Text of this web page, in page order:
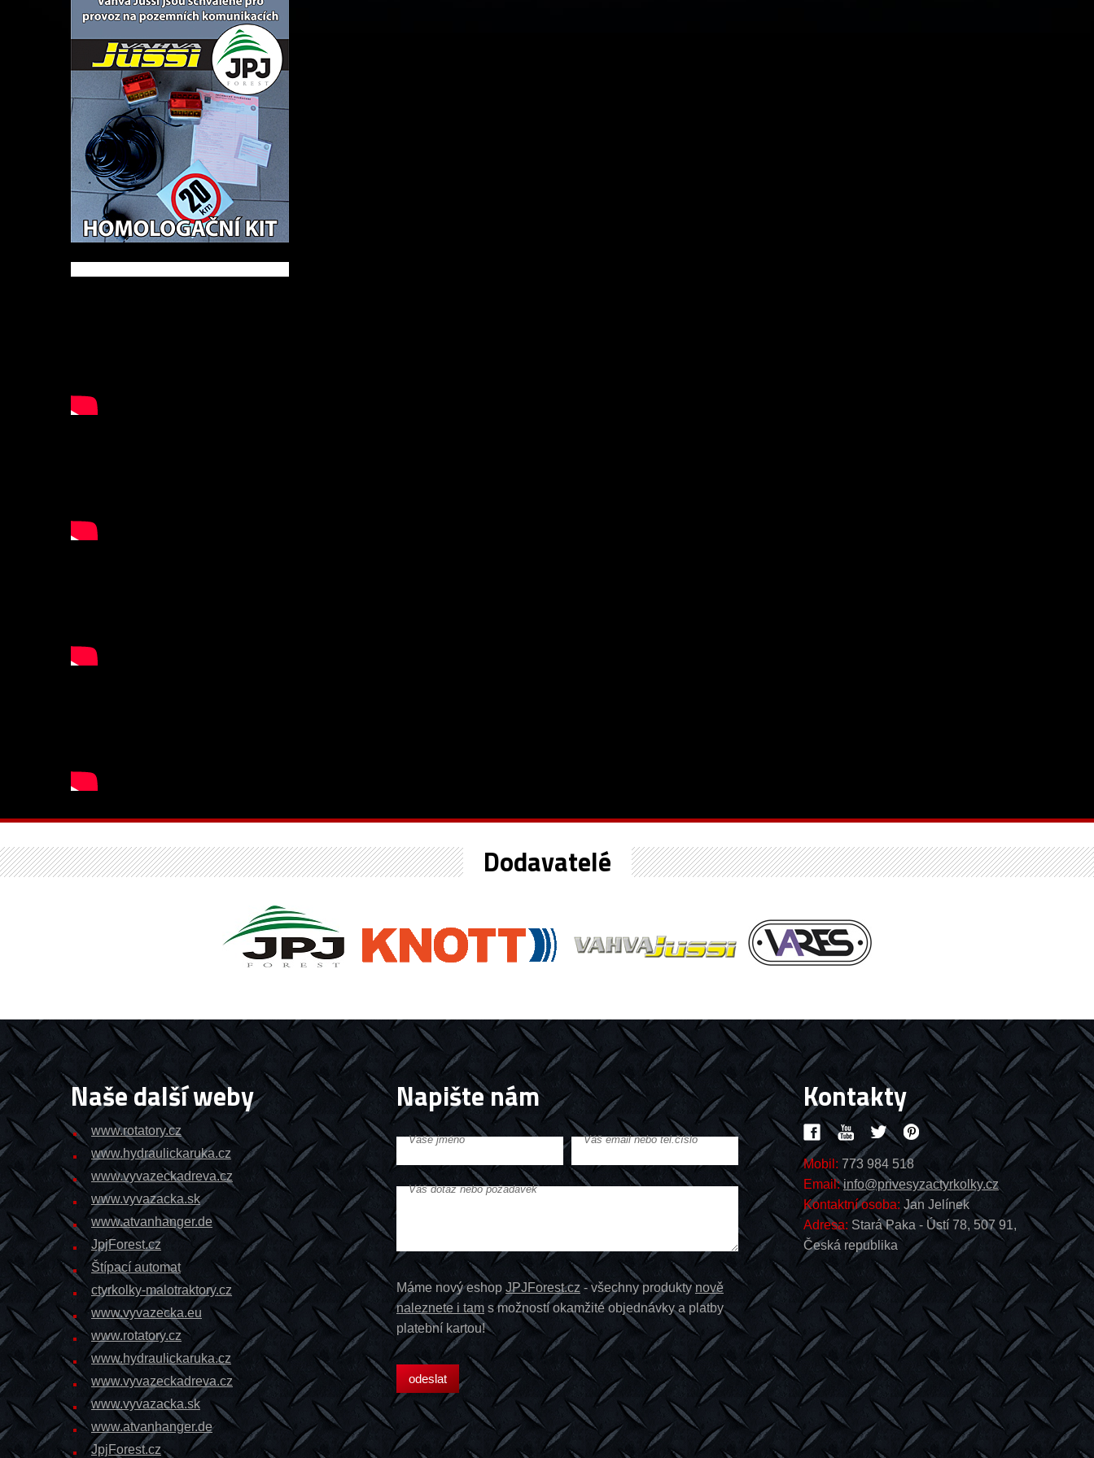
Dodavatelé
Naše další weby
www.rotatory.cz
www.hydraulickaruka.cz
www.vyvazeckadreva.cz
www.vyvazacka.sk
www.atvanhanger.de
JpjForest.cz
Štípací automat
ctyrkolky-malotraktory.cz
www.vyvazecka.eu
www.rotatory.cz
www.hydraulickaruka.cz
www.vyvazeckadreva.cz
www.vyvazacka.sk
www.atvanhanger.de
JpjForest.cz
Napište nám
Vaše jméno Váš email nebo tel.číslo
Váš dotaz nebo požadavek
Máme nový eshop JPJForest.cz - všechny produktynově
naleznete i tams možností okamžité objednávky a platby
platební kartou!
Kontakty
Mobil: 773 984 518
Email: info@privesyzactyrkolky.cz
Kontaktní osoba: Jan Jelínek
Adresa: Stará Paka - Ústí 78, 507 91,
Česká republika